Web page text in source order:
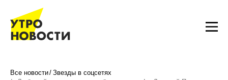
Все новости Звезды в соцсетях